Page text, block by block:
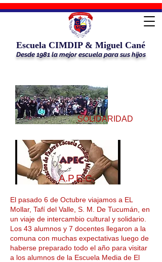
Escuela CIMDIP & Miguel Cané
Desde 1981 la mejor escuela para sus hijos
SOLIDARIDAD
A.P.E.C.
El pasado 6 de Octubre viajamos a EL
Mollar, Tafí del Valle, S. M. De Tucumán, en
un viaje de intercambio cultural y solidario.
Los 43 alumnos y 7 docentes llegaron a la
comuna con muchas expectativas luego de
haberse preparado todo el año para visitar
a los alumnos de la Escuela Media de El